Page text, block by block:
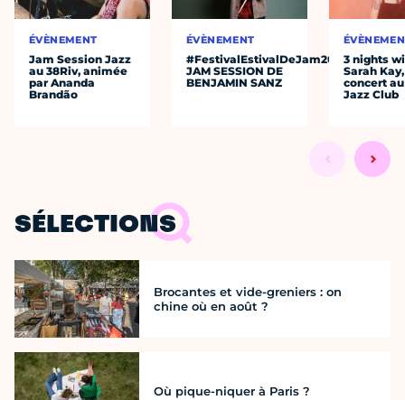
ÉVÈNEMENT
Jam Session Jazz
au 38Riv, animée
par Ananda
Brandão
ÉVÈNEMENT
#FestivalEstivalDeJam2026
JAM SESSION DE
BENJAMIN SANZ
3 nights
Sarah
concert
Jazz Club
SÉLECTIONS
Brocantes et vide-greniers : on
chine où en août ?
Où pique-niquer à Paris ?